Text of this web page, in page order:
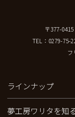
〒377-
TEL： 0279-75-
フ
ラインナップ
夢工房ワリタを知